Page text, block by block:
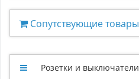
Сопутствующие товары
Розетки и выключатели